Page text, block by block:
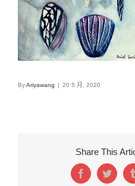
ByAriyawang | 20 5 月, 2020
Share This
FacebookTwitter